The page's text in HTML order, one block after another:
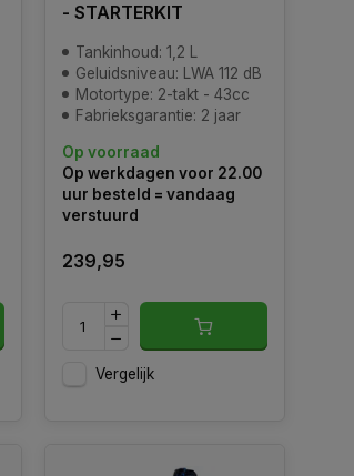
- STARTERKIT
Tankinhoud: 1,2 L
Geluidsniveau: LWA 112 dB
Motortype: 2-takt - 43cc
Fabrieksgarantie: 2 jaar
Op voorraad
Op werkdagen voor 22.00
uur besteld = vandaag
verstuurd
239,95
Vergelijk